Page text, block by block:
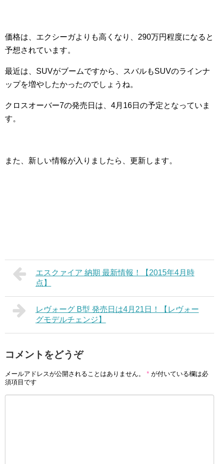
価格は、エクシーガよりも高くなり、290万円程度になると
予想されています。
最近は、SUVがブームですから、スバルもSUVのラインナ
ップを増やしたかったのでしょうね。
クロスオーバー7の発売日は、4月16日の予定となっていま
す。
また、新しい情報が入りましたら、更新します。
エスクァイア 納期 最新情報！【2015年4月時
点】
レヴォーグ B型 発売日は4月21日！【レヴォー
グモデルチェンジ】
コメントをどうぞ
メールアドレスが公開されることはありません。 * が付いている欄は必
須項目です